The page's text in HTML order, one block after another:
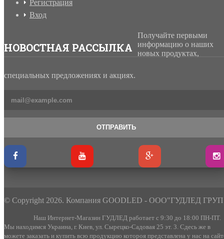
Регистрация
Вход
НОВОСТНАЯ РАССЫЛКА
Получайте первыми
информацию о наших
новых продуктах,
специальных предложениях и акциях.
ОТПРАВИТЬ
© Copyright 2026. Компания GOODLED - ООО"ГУДЛЕД
Наш Интернет-Магазин ГУДЛЕД работает с 9:30 до 18:00 ПН-ПТ.
Мы находимся Украина, г. Киев, ул. Сырецко-Садовая 25 эт. 3. Сдесь же в
можете заказать и купить всю продукцию котороя представлена у нас на